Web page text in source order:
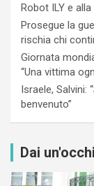
Robot ILY e
Prosegue la
rischia chi
Giornata
“Una vittima
Israele, Salvini:
benvenuto”
Dai